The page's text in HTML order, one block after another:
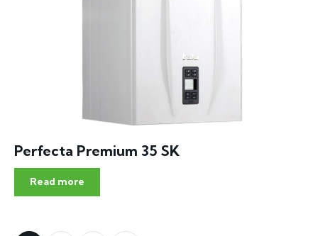
Perfecta Premium 35 SK
Read more